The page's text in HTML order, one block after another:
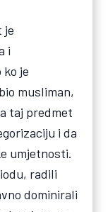
je
i
je
musliman,
taj predmet
i da
umjetnosti.
radili
dominirali